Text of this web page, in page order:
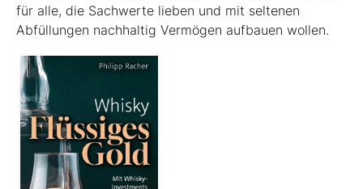
für alle, die Sachwerte lieben und mit seltenen
Abfüllungen nachhaltig Vermögen aufbauen wollen.